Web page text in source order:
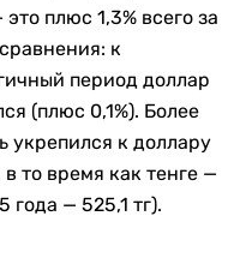
плюс 1,3% всего за
к
период доллар
(плюс 0,1%). Более
укрепился к доллару
в то время как тенге —
года — 525,1 тг).